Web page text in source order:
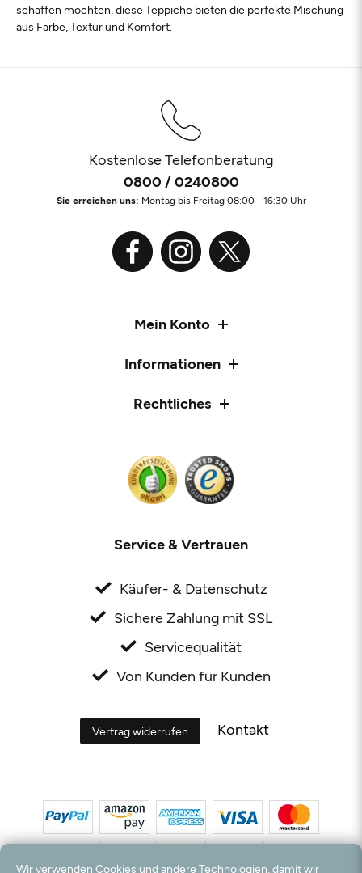
schaffen möchten, diese Teppiche bieten die perfekte Mischung
aus Farbe, Textur und Komfort.
Kostenlose Telefonberatung
0800 / 0240800
Sie erreichen uns: Montag bis Freitag 08:00 - 16:30 Uhr
Mein Konto
Informationen
Rechtliches
Service & Vertrauen
Käufer- & Datenschutz
Sichere Zahlung mit SSL
Servicequalität
Von Kunden für Kunden
Vertrag widerrufen Kontakt
Wir verwenden Cookies und andere Technologien, damit wir